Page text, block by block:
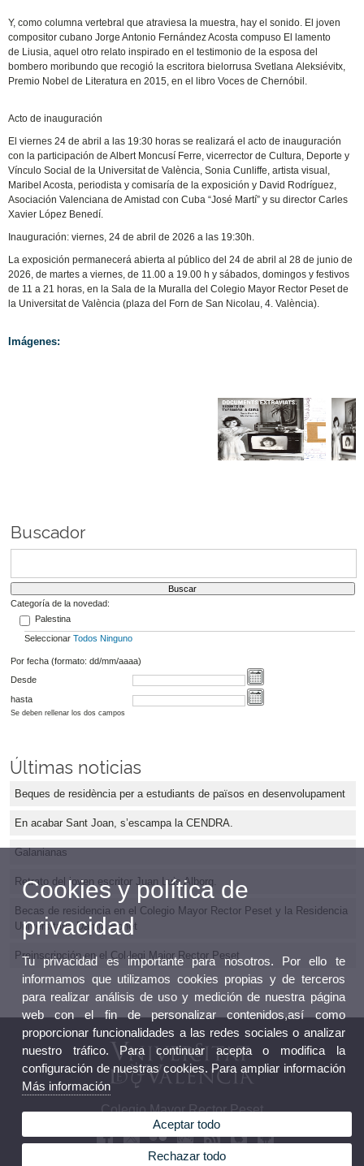
Y, como columna vertebral que atraviesa la muestra, hay el sonido. El joven
compositor cubano Jorge Antonio Fernández Acosta compuso El lamento
de Liusia, aquel otro relato inspirado en el testimonio de la esposa del
bombero moribundo que recogió la escritora bielorrusa Svetlana Aleksiévitx,
Premio Nobel de Literatura en 2015, en el libro Voces de Chernóbil.
Acto de inauguración
El viernes 24 de abril a las 19:30 horas se realizará el acto de inauguración
con la participación de Albert Moncusí Ferre, vicerrector de Cultura, Deporte y
Vínculo Social de la Universitat de València, Sonia Cunliffe, artista visual,
Maribel Acosta, periodista y comisaría de la exposición y David Rodríguez,
Asociación Valenciana de Amistad con Cuba “José Martí” y su director Carles
Xavier López Benedí.
Inauguración: viernes, 24 de abril de 2026 a las 19:30h.
La exposición permanecerá abierta al público del 24 de abril al 28 de junio de
2026, de martes a viernes, de 11.00 a 19.00 h y sábados, domingos y festivos
de 11 a 21 horas, en la Sala de la Muralla del Colegio Mayor Rector Peset de
la Universitat de València (plaza del Forn de San Nicolau, 4. València).
Imágenes:
Buscador
Categoría de la novedad:
Palestina
Seleccionar Todos Ninguno
Por fecha (formato: dd/mm/aaaa)
Desde
hasta
Se deben rellenar los dos campos
Últimas noticias
Beques de residència per a estudiants de països en desenvolupament
En acabar Sant Joan, s’escampa la CENDRA.
Galanianas
Retrato del joven escritor Juan Luis Alborg.
Becas de residencia en el Colegio Mayor Rector Peset y la Residencia
Universitaria Damià Bonet
Preinscripción en el Col·legi Major Rector Peset
Colegio Mayor Rector Peset
Cookies y política de
privacidad
Tu privacidad es importante para nosotros. Por ello te
informamos que utilizamos cookies propias y de terceros
para realizar análisis de uso y medición de nuestra página
web con el fin de personalizar contenidos,así como
proporcionar funcionalidades a las redes sociales o analizar
nuestro tráfico. Para continuar acepta o modifica la
configuración de nuestras cookies. Para ampliar información
Más información
Aceptar todo
Rechazar todo